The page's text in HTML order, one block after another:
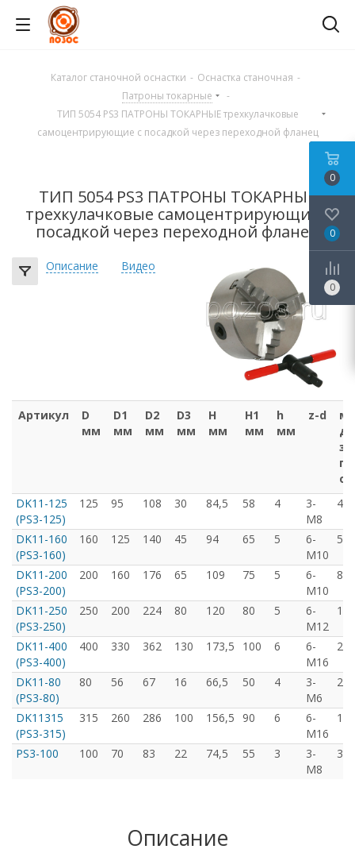
Каталог станочной оснастки - Оснастка станочная -
Патроны токарные
-
ТИП 5054 PS3 ПАТРОНЫ ТОКАРНЫЕ трехкулачковые
самоцентрирующие с посадкой через переходной фланец
ТИП 5054 PS3 ПАТРОНЫ ТОКАРНЫЕ
трехкулачковые самоцентрирующие с
посадкой через переходной фланец
Описание Видео
Артикул
D
мм
D1
мм
D2
мм
D3
мм
H
мм
H1
мм
h
мм
z-d
DK11-125
(PS3-125)
125 95 108 30 84,5 58 4
3-
М8
DK11-160
(PS3-160)
160 125 140 45 94 65 5
6-
М10
DK11-200
(PS3-200)
200 160 176 65 109 75 5
6-
М10
DK11-250
(PS3-250)
250 200 224 80 120 80 5
6-
М12
DK11-400
(PS3-400)
400 330 362 130 173,5 100 6
6-
М16
DK11-80
(PS3-80)
80 56 67 16 66,5 50 4
3-
М6
DK11315
(PS3-315)
315 260 286 100 156,5 90 6
6-
М16
PS3-100 100 70 83 22 74,5 55 3
3-
М8
Описание
0
0
0